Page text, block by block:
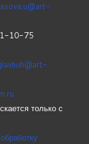
10-75
только с